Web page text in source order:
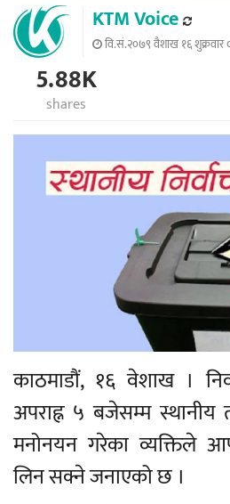
KTM Voice
वि.सं.२०७९ वैशाख १६ शुक्रवार
5.88K
shares
काठमाडौं, १६ वेशाख ।
अपराह्न ५ बजेसम्म स्थानीय
मनोनयन गरेका व्यक्तिले
लिन सक्ने जनाएको छ ।